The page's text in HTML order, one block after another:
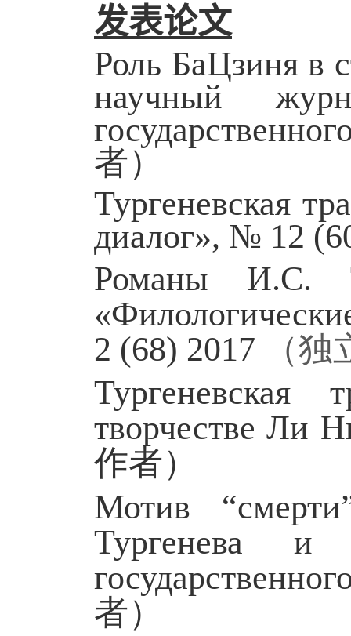
发表论文
Роль БаЦзиня в
научный
者）
Тургеневская
диалог», № 12
Романы И.С.
2 (68) 2017
（
творчестве Ли
作者）
Мотив
Тургенева
者）